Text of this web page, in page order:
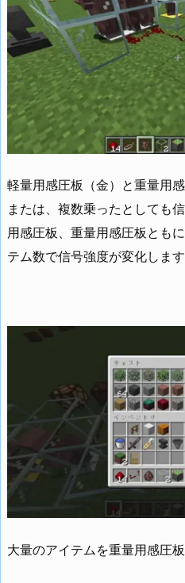
軽量用感圧板（金）と重量用
または、複数乗ったとしても
用感圧板、重量用感圧板とも
テム数で信号強度が変化します
大量のアイテムを重量用感圧